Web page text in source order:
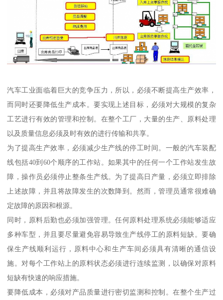
汽车工业面临着巨大的竞争压力，所以，必须不断提高生产效率，
而同时还要降低生产成本。要实现上述目标，必须对大规模的复杂
工艺进行有效的管理和控制。在整个工厂，大量的生产、原料处理
以及质量信息必须及时有效的进行传输和共享。
为了提高生产效率，必须减少生产线的停工时间。一般的汽车装配
线包括40到60个顺序的工作站。如果其中的任何一个工作站发生故
障，操作员必须停止整条生产线。为了提高日产量，必须立即排除
上述故障，并且将故障发生的次数降到。然而，管理员通常很难确
定故障的原因和根源。
同时，原料后勤也必须加强管理。任何原料处理系统必须能够适应
多种车型，并且要尽量避免容易导致生产线停工的原料短缺。要确
保生产线顺利运行，原料中心和生产车间必须具有清晰的通信设
施。对每个工作站上的原料状态必须进行连续监测，以确保对原料
短缺有快速的响应措施。
要降低成本，必须对产品质量进行密切监测和控制。在整个生产过